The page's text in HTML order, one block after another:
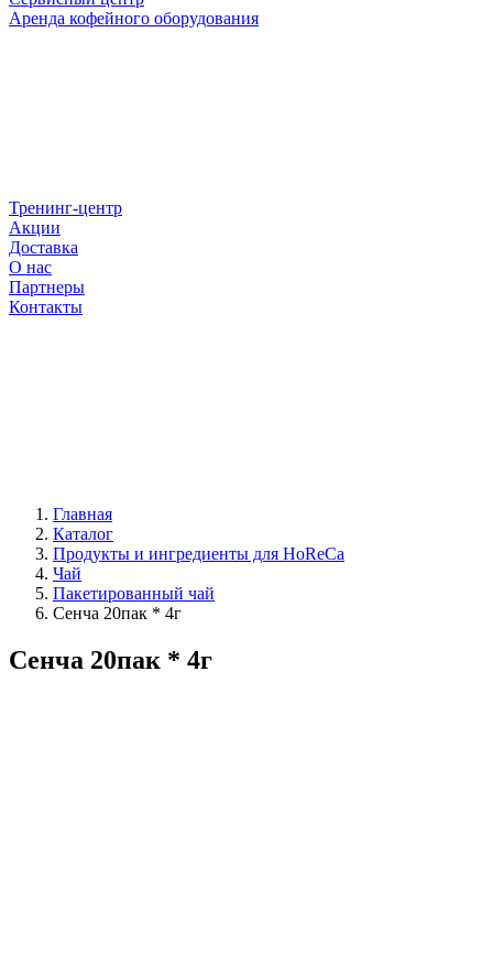
Аренда кофейного оборудования
Тренинг-центр
Акции
Доставка
О нас
Партнеры
Контакты
Главная
Каталог
Продукты и ингредиенты для HoReCa
Чай
Пакетированный чай
Сенча 20пак * 4г
Сенча 20пак * 4г